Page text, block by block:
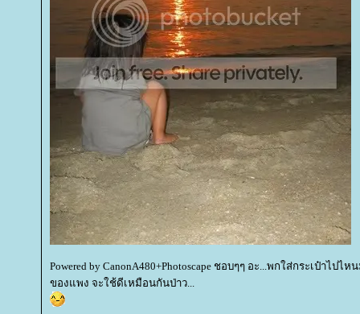
Powered by CanonA480+Photoscape ชอบๆๆ อะ...พกใส่กระเป๋าไป
ของแพง จะใช้ดีเหมือนกันป่าว...